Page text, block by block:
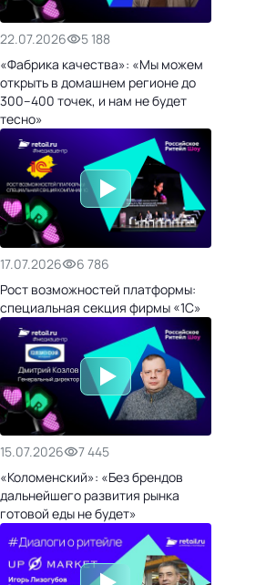
22.07.2026
5 188
«Фабрика качества»: «Мы можем
открыть в домашнем регионе до
300–400 точек, и нам не будет
тесно»
17.07.2026
6 786
Рост возможностей платформы:
специальная секция фирмы «1С»
15.07.2026
7 445
«Коломенский»: «Без брендов
дальнейшего развития рынка
готовой еды не будет»